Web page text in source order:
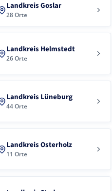
Landkreis Goslar
28 Orte
Landkreis Helmstedt
26 Orte
Landkreis Lüneburg
44 Orte
Landkreis Osterholz
11 Orte